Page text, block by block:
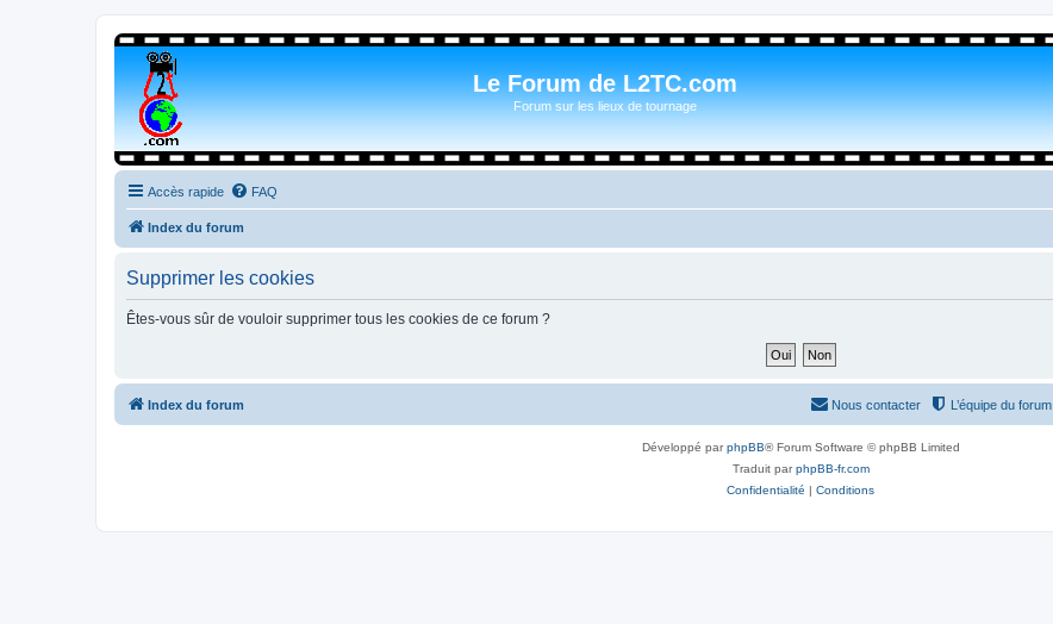
Le Forum de L2TC.com
Forum sur les lieux de tournage
Accès rapide FAQ
Index du forum
Supprimer les cookies
Êtes-vous sûr de vouloir supprimer tous les cookies de ce forum ?
Index du forum L’équipe du forum
Nous contacter
Développé parphpBB® Forum Software © phpBB Limited
Traduit parphpBB-fr.com
Confidentialité | Conditions